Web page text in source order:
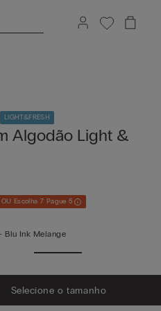
LIGHT&FRESH
Algodão Light &
Escolha 7 Pague 5
Blu Ink Melange
Selecione o tamanho